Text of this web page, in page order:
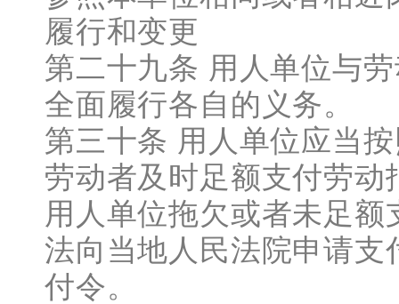
履行和变更
第二十九条 用人单位与
全面履行各自的义务。
第三十条 用人单位应当
劳动者及时足额支付劳动
用人单位拖欠或者未足
法向当地人民法院申请
付令。